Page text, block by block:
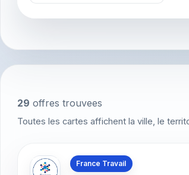
29 offres trouvees
Toutes les cartes affichent la ville, le
France Travail
Offres en La Réunion